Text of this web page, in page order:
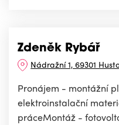
Zdeněk Rybář
Nádražní 1, 69301
Pronájem - montážní
elektroinstalační
práceMontáž -